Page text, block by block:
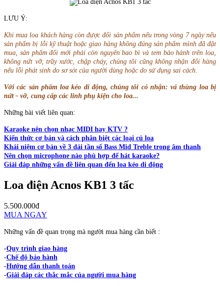
LƯU Ý:
Khi mua loa khách hàng còn được đổi sản phẩm nếu trong vòng 7 ngày nếu
sản phẩm bị lỗi kỹ thuật hoặc giao hàng không đúng sản phẩm mình đã đặt
mua, sản phẩm đổi mới phải còn nguyên bao bì và tem bảo hành trên loa,
không nứt vỡ, trầy xước, chập cháy, chúng tôi cũng không nhận đổi hàng
nếu lỗi phát sinh do sơ sót của người dùng hoặc do sử dụng sai cách.
Với các sản phẩm loa kéo di động, chúng tôi có nhận: vá thùng loa bị
nứt - vỡ, cung cấp các linh phụ kiện cho loa...
Những bài viết liên quan:
Karaoke nên chọn nhạc MIDI hay KTV ?
Kiến thức cơ bản và cách phân biệt các loại củ loa
Khái niệm cơ bản về 3 dải tần số Bass Mid Treble trong âm thanh
Nên chọn microphone nào phù hợp để hát karaoke?
Giải đáp những vấn đề liên quan đến loa kéo di động
Loa điện Acnos KB1 3 tấc
5.500.000đ
MUA NGAY
Những vấn đề quan trọng mà người mua hàng cần biết :
-Quy trình giao hàng
-Chế độ bảo hành
-Hướng dẫn thanh toán
-Giải đáp các thắc mắc của người mua hàng